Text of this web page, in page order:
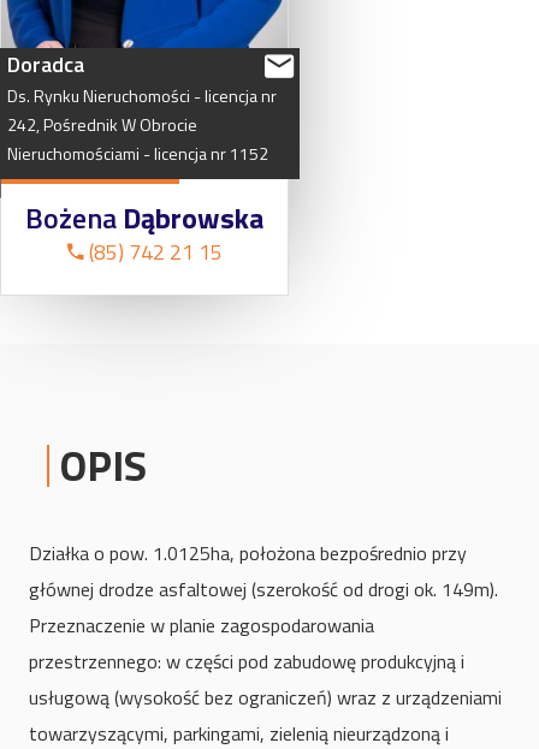
Doradca
Ds.RynkuNieruchomości -licencjanr
242,PośrednikWObrocie
Nieruchomościami -licencjanr1152
BożenaDąbrowska
(85) 742 21 15
OPIS
Działka o pow. 1.0125ha, położona bezpośrednio przy
głównej drodze asfaltowej (szerokość od drogi ok. 149m).
Przeznaczenie w planie zagospodarowania
przestrzennego: w części pod zabudowę produkcyjną i
usługową (wysokość bez ograniczeń) wraz z urządzeniami
towarzyszącymi, parkingami, zielenią nieurządzoną i